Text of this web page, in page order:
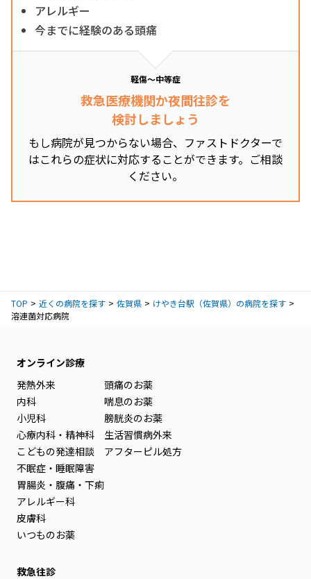
アレルギー
今までに経験のある頭痛
軽傷～中等症
救急医療機関か夜間往診を
検討しましょう
もし病院が見つからない場合、ファストドクターで
はこれらの症状に対応することができます。ご相談
ください。
TOP 近くの病院を探す 佐賀県
けやき台駅（佐賀県）の病院を探す
溶連菌対応病院
オンライン診療
発熱外来
内科
小児科
心療内科・精神科
こどもの発達相談
不眠症・睡眠障害
胃腸炎・腹痛・下痢
アレルギー科
皮膚科
いつものお薬
頭痛のお薬
喘息のお薬
膀胱炎のお薬
生活習慣病外来
アフターピル処方
救急往診